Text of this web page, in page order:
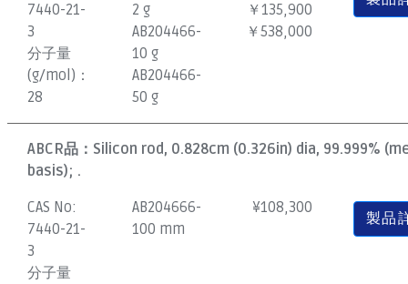
7440-21-
3
分子量
(g/mol)：
28
2 g
AB204466-
10 g
AB204466-
50 g
￥135,900
￥538,000
ABCR品： Silicon rod, 0.828cm (0.326in) dia, 99.999%
basis); .
CAS No:
7440-21-
3
分子量
AB204666-
100 mm
¥108,300
製品